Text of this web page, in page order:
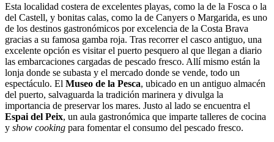
Esta localidad costera de excelentes playas, como la de la Fosca o la
del Castell, y bonitas calas, como la de Canyers o Margarida, es uno
de los destinos gastronómicos por excelencia de la Costa Brava
gracias a su famosa gamba roja. Tras recorrer el casco antiguo, una
excelente opción es visitar el puerto pesquero al que llegan a diario
las embarcaciones cargadas de pescado fresco. Allí mismo están la
lonja donde se subasta y el mercado donde se vende, todo un
espectáculo. El Museo de la Pesca, ubicado en un antiguo almacén
del puerto, salvaguarda la tradición marinera y divulga la
importancia de preservar los mares. Justo al lado se encuentra el
Espai del Peix, un aula gastronómica que imparte talleres de cocina
y show cooking para fomentar el consumo del pescado fresco.